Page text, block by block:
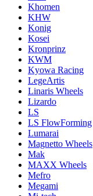
Khomen
KHW
Konig
Kosei
Kronprinz
KWM
Kyowa Racing
LegeArtis
Linaris Wheels
Lizardo
LS
LS FlowForming
Lumarai
Magnetto Wheels
Mak
MAXX Wheels
Mefro
Megami